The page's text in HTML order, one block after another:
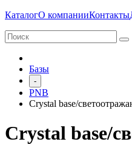
КаталогО компанииКонтакты
Базы
-
PNB
Crystal base/
Crystal base/